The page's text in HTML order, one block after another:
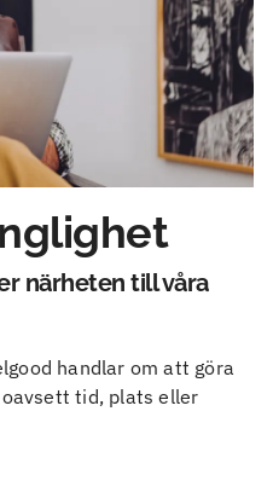
närheten till våra
handlar om att göra
tid, plats eller